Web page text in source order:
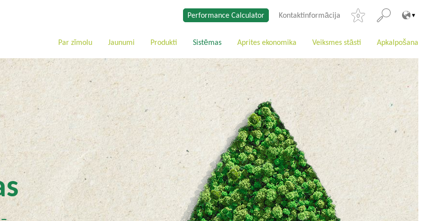
Performance Calculator Kontaktinformācija 0
Par zīmolu Jaunumi Produkti Sistēmas Aprites ekonomika Veiksmes stāsti Apkalpošana